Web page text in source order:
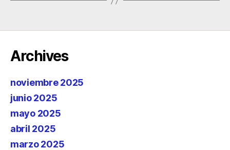
Archives
noviembre 2025
junio 2025
mayo 2025
abril 2025
marzo 2025